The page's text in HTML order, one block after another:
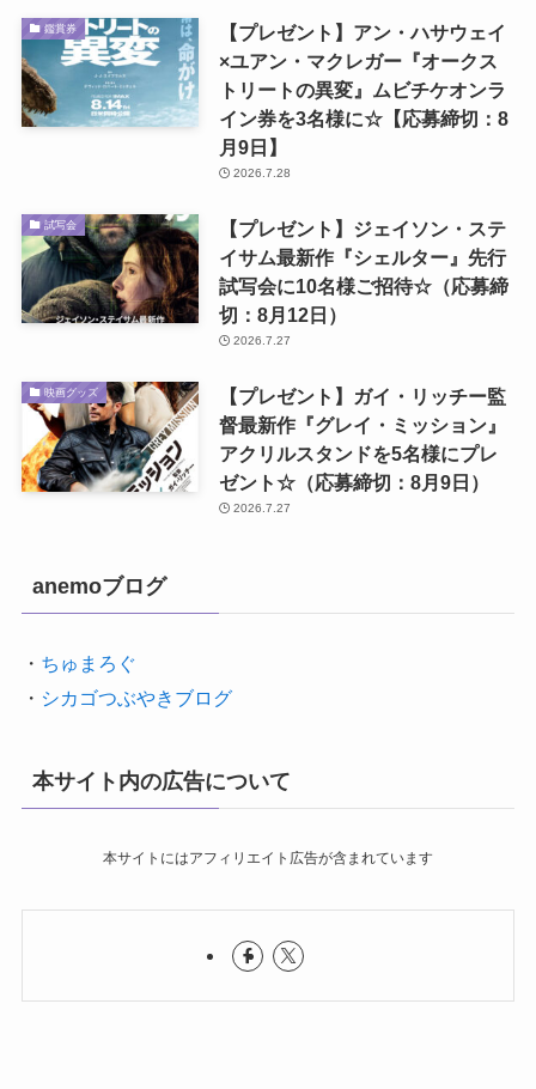
鑑賞券
【プレゼント】アン・ハサウェイ
×ユアン・マクレガー『オークス
トリートの異変』ムビチケオンラ
イン券を3名様に☆【応募締切：8
月9日】
2026.7.28
試写会
【プレゼント】ジェイソン・ステ
イサム最新作『シェルター』先行
試写会に10名様ご招待☆（応募締
切：8月12日）
2026.7.27
映画グッズ
【プレゼント】ガイ・リッチー監
督最新作『グレイ・ミッション』
アクリルスタンドを5名様にプレ
ゼント☆（応募締切：8月9日）
2026.7.27
anemoブログ
・ ちゅまろぐ
・ シカゴつぶやきブログ
本サイト内の広告について
本サイトにはアフィリエイト広告が含まれています